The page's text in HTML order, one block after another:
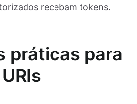
recebam tokens.
práticas para